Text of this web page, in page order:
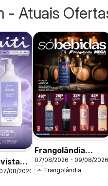
- Atuais
08/2026
Frangolândia
ofertas Bebidas
07/08/2026 - 09/08/2026
Frangolândia